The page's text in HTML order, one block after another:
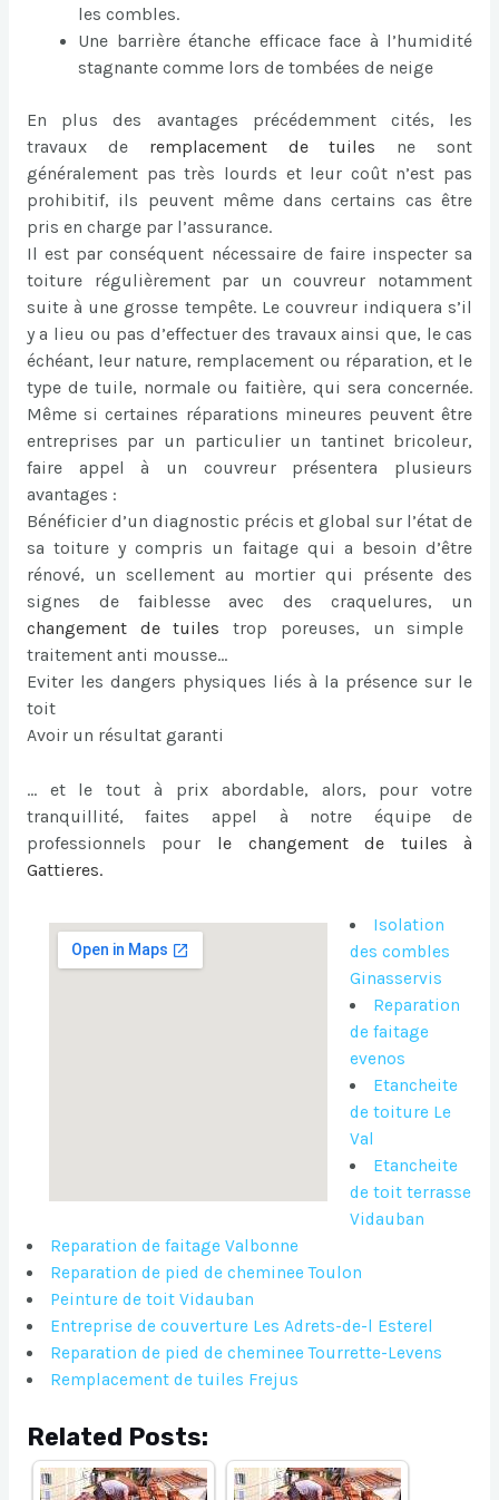
les combles.
Une barrière étanche efficace face à l’humidité
stagnante comme lors de tombées de neige
En plus des avantages précédemment cités, les
travaux de
remplacement de tuiles
ne sont
généralement pas très lourds et leur coût n’est pas
prohibitif, ils peuvent même dans certains cas être
pris en charge par l’assurance.
Il est par conséquent nécessaire de faire inspecter sa
toiture régulièrement par un couvreur notamment
suite à une grosse tempête. Le couvreur indiquera s’il
y a lieu ou pas d’effectuer des travaux ainsi que, le cas
échéant, leur nature, remplacement ou réparation, et le
type de tuile, normale ou faitière, qui sera concernée.
Même si certaines réparations mineures peuvent être
entreprises par un particulier un tantinet bricoleur,
faire appel à un couvreur présentera plusieurs
avantages :
Bénéficier d’un diagnostic précis et global sur l’état de
sa toiture y compris un faitage qui a besoin d’être
rénové, un scellement au mortier qui présente des
signes de faiblesse avec des craquelures, un
changement de tuiles trop poreuses, un simple
traitement anti mousse…
Eviter les dangers physiques liés à la présence sur le
toit
Avoir un résultat garanti
… et le tout à prix abordable, alors, pour votre
tranquillité, faites appel à notre équipe de
professionnels pour le changement de tuiles à
Gattieres.
Isolation
des combles
Ginasservis
Reparation
de faitage
evenos
Etancheite
de toiture Le
Val
Etancheite
de toit terrasse
Vidauban
Reparation de faitage Valbonne
Reparation de pied de cheminee Toulon
Peinture de toit Vidauban
Entreprise de couverture Les Adrets-de-l Esterel
Reparation de pied de cheminee Tourrette-Levens
Remplacement de tuiles Frejus
Related Posts: